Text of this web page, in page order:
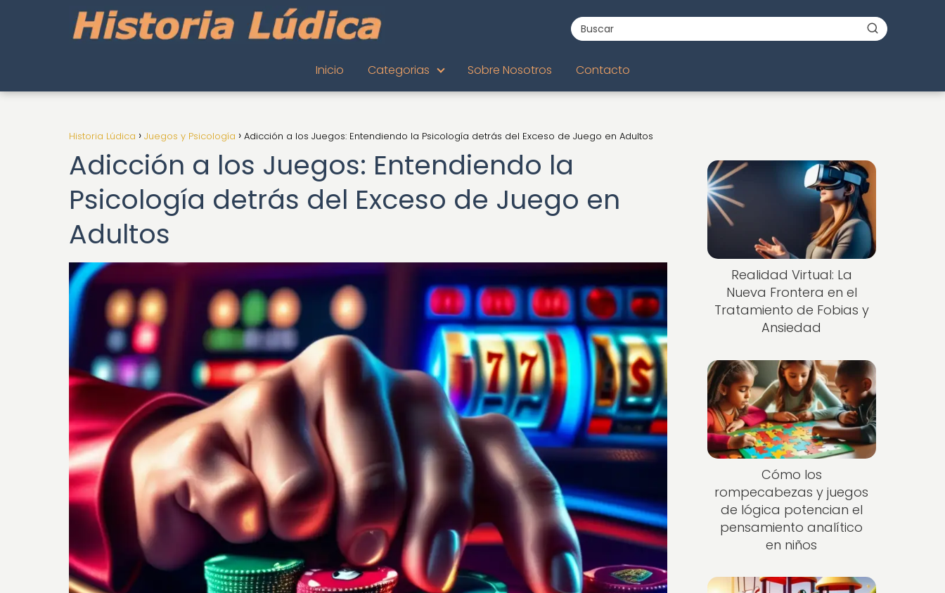
Inicio Categorias Sobre Nosotros Contacto
Historia Lúdica Juegos y Psicología Adicción a los Juegos: Entendiendo la Psicología detrás del Exceso de Juego en Adultos
Adicción a los Juegos: Entendiendo la
Psicología detrás del Exceso de Juego en
Adultos
Realidad Virtual: La
Nueva Frontera en el
Tratamiento de Fobias y
Ansiedad
Cómo los
rompecabezas y juegos
de lógica potencian el
pensamiento analítico
en niños